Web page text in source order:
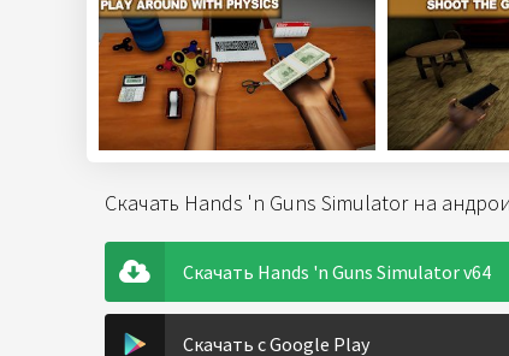
Скачать Hands 'n Guns Simulator на
Скачать Hands 'n Guns Simulator v64
Скачать с Google Play